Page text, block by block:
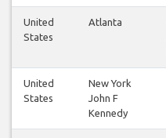
United
States
Atlanta
United
States
New York
John F
Kennedy